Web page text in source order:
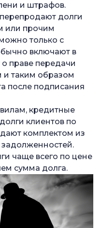
и штрафов.
долги
или прочим
только с
включают в
праве передачи
и таким образом
после подписания
кредитные
клиентов по
комплектом из
чаще всего по цене
сумма долга.